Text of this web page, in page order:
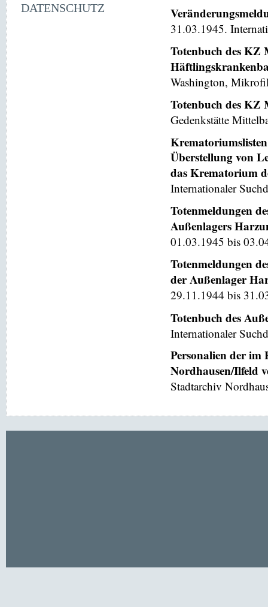
DATENSCHUTZ
31.03.1945.
Totenbuch des
Washington,
Totenbuch des KZ
Gedenkstätte
Überstellung von
das Krematorium
Internationaler
Totenmeldungen
Außenlagers
01.03.1945 bis
Totenmeldungen
der Außenlager
29.11.1944 bis
Totenbuch des
Internationaler
Personalien der
Nordhausen/Ilfeld
Stadtarchiv